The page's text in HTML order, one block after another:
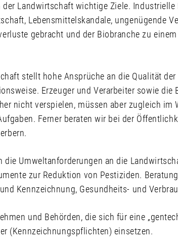
Landwirtschaft wichtige Ziele.
Lebensmittelskandale, ungenügende
gebracht und der Biobranche zu
stellt hohe Ansprüche an die Qualität
Erzeuger und Verarbeiter sowie die
nicht verspielen, müssen aber zugleich im
Ferner beraten wir bei der
die Umweltanforderungen an die
zur Reduktion von Pestiziden.
Kennzeichnung, Gesundheits- und
und Behörden, die sich für eine
(Kennzeichnungspflichten) einsetzen.